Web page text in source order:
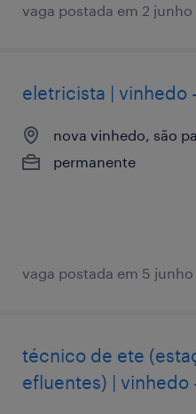
vaga postada em 2 junho
eletricista | vinhedo
nova vinhedo, são
permanente
vaga postada em 5
técnico de ete
efluentes) | vinhedo